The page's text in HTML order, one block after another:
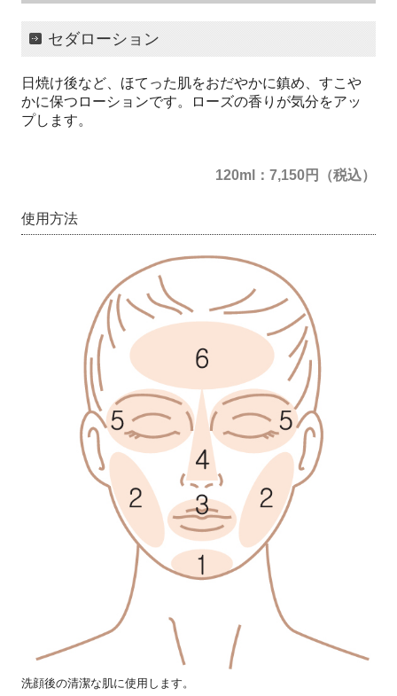
セダローション
日焼け後など、ほてった肌をおだやかに鎮め、すこや
かに保つローションです。ローズの香りが気分をアッ
プします。
120ml：7,150円（税込）
使用方法
洗顔後の清潔な肌に使用します。